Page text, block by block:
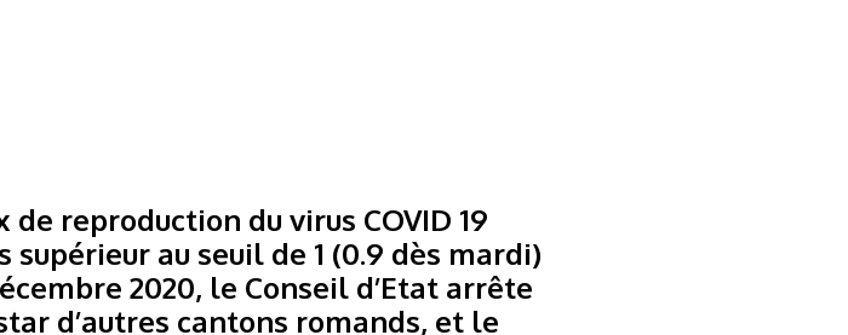
reproduction du virus COVID 19
au seuil de 1 (0.9 dès mardi)
2020, le Conseil d’Etat arrête
d’autres cantons romands, et le